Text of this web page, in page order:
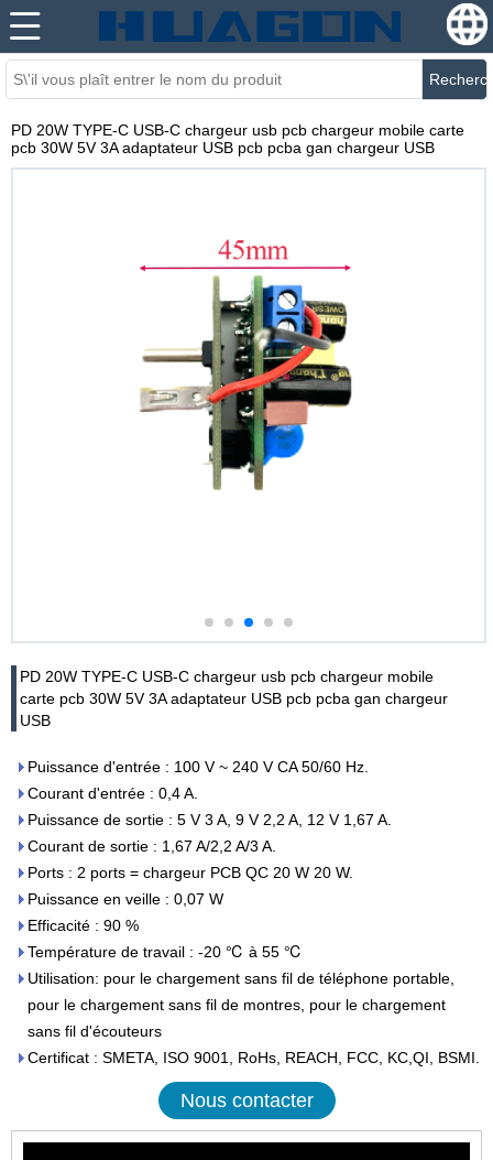
PD 20W TYPE-C USB-C chargeur usb pcb chargeur mobile carte
pcb 30W 5V 3A adaptateur USB pcb pcba gan chargeur USB
PD 20W TYPE-C USB-C chargeur usb pcb chargeur mobile
carte pcb 30W 5V 3A adaptateur USB pcb pcba gan chargeur
USB
Puissance d'entrée : 100 V ~ 240 V CA 50/60 Hz.
Courant d'entrée : 0,4 A.
Puissance de sortie : 5 V 3 A, 9 V 2,2 A, 12 V 1,67 A.
Courant de sortie : 1,67 A/2,2 A/3 A.
Ports : 2 ports = chargeur PCB QC 20 W 20 W.
Puissance en veille : 0,07 W
Efficacité : 90 %
Température de travail : -20 ℃ à 55 ℃
Utilisation: pour le chargement sans fil de téléphone portable,
pour le chargement sans fil de montres, pour le chargement
sans fil d'écouteurs
Certificat : SMETA, ISO 9001, RoHs, REACH, FCC, KC,QI, BSMI.
Nous contacter